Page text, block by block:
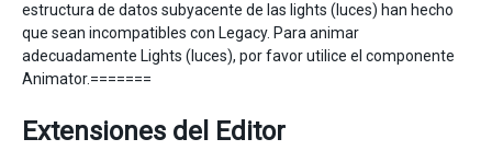
estructura de datos subyacente de las lights (luces) han hecho
que sean incompatibles con Legacy. Para animar
adecuadamente Lights (luces), por favor utilice el componente
Animator.=======
Extensiones del Editor